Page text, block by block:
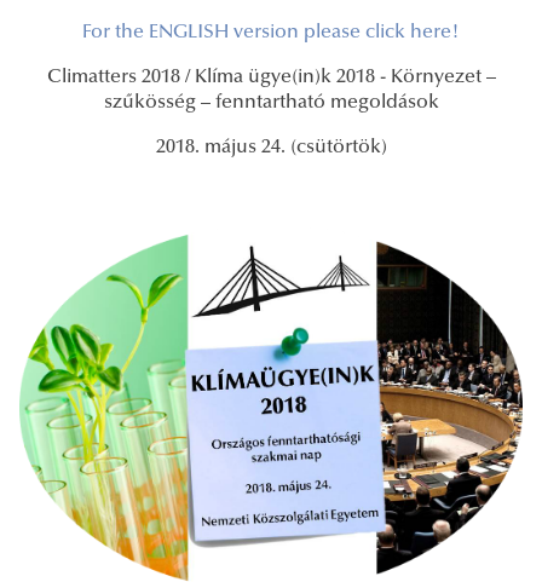
For the ENGLISH version please click here!
Climatters 2018 / Klíma ügye(in)k 2018 - Környezet –
szűkösség – fenntartható megoldások
2018. május 24. (csütörtök)